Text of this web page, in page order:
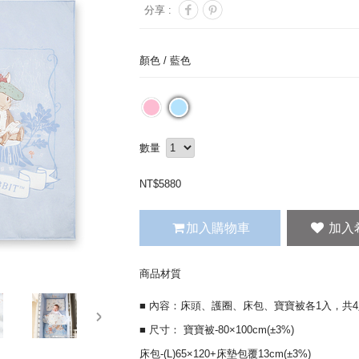
next
分享 :
顏色 / 藍色
數量
NT$5880
加入購物車
商品材質
■ 內容：床頭、護圈、床包、寶寶被各1入，共
■ 尺寸： 寶寶被-80×100cm(±3%)
床包-(L)65×120+床墊包覆13cm(±3%)